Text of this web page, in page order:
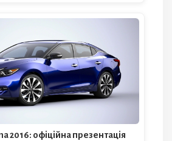
2016: офіційна презентація